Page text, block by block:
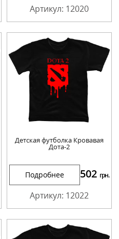
Артикул: 12020
Детская футболка Кровавая
Дота-2
Подробнее 502 грн.
Артикул: 12022